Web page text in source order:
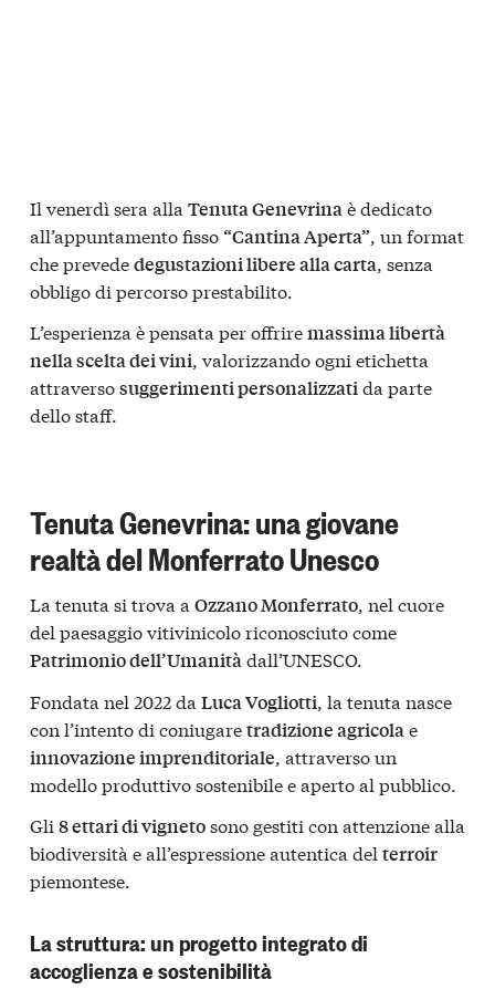
Il venerdì sera alla Tenuta Genevrinaè dedicato
all’appuntamento fisso “Cantina Aperta”, un format
che prevededegustazioni libere alla carta, senza
obbligo di percorso prestabilito.
L’esperienza è pensata per offriremassima libertà
nella scelta dei vini, valorizzando ogni etichetta
attraversosuggerimenti personalizzatida parte
dello staff.
Tenuta Genevrina: una giovane
realtà del Monferrato Unesco
La tenuta si trova a Ozzano Monferrato, nel cuore
del paesaggio vitivinicolo riconosciuto come
Patrimonio dell’Umanitàdall’UNESCO.
Fondata nel 2022 da Luca Vogliotti, la tenuta nasce
con l’intento di coniugaretradizione agricolae
innovazione imprenditoriale, attraverso un
modello produttivo sostenibile e aperto al pubblico.
Gli 8 ettari di vignetosono gestiti con attenzione alla
biodiversità e all’espressione autentica del terroir
piemontese.
La struttura: un progetto integrato di
accoglienza e sostenibilità